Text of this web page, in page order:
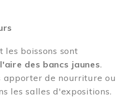
boissons sont
l'aire des bancs jaunes.
apporter de nourriture ou
les salles d'expositions.